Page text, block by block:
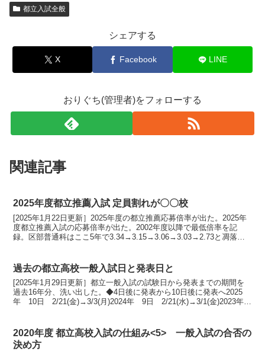
都立入試全般
シェアする
X Facebook LINE
おりぐち(管理者)をフォローする
関連記事
2025年度都立推薦入試 定員割れが〇〇校
[2025年1月22日更新］2025年度の都立推薦応募倍率が出た。2025年
度都立推薦入試の応募倍率が出た。2002年度以降で最低倍率を記
録。区部普通科はここ5年で3.34→3.15→3.06→3.03→2.73と凋落し
過去の都立高校一般入試日と発表日と
[2025年1月29日更新］都立一般入試の試験日から発表までの期間を
過去16年分、洗い出した。◆4日後に発表から10日後に発表へ2025
年 10日 2/21(金)→3/3(月)2024年 9日 2/21(水)→3/1(金)2023年
2020年度 都立高校入試の仕組み<5> 一般入試の合否の
決め方